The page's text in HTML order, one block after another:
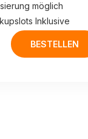
möglich
Inklusive
BESTELLEN